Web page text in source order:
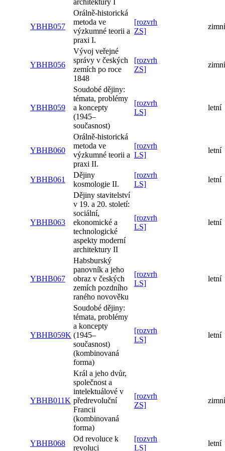
YBHB057
Orálně-historická
metoda ve
výzkumné teorii a
praxi I.
[rozvrh
ZS]
zimní
YBHB056
Vývoj veřejné
správy v českých
zemích po roce
1848
[rozvrh
ZS]
zimní
YBHB059
Soudobé dějiny:
témata, problémy
a koncepty
(1945–
současnost)
[rozvrh
LS]
letní
YBHB060
Orálně-historická
metoda ve
výzkumné teorii a
praxi II.
[rozvrh
LS]
letní
YBHB061
Dějiny
kosmologie II.
[rozvrh
LS]
letní
YBHB063
Dějiny stavitelství
v 19. a 20. století:
sociální,
ekonomické a
technologické
aspekty moderní
architektury II
[rozvrh
LS]
letní
YBHB067
Habsburský
panovník a jeho
obraz v českých
zemích pozdního
raného novověku
[rozvrh
LS]
letní
YBHB059K
Soudobé dějiny:
témata, problémy
a koncepty
(1945–
současnost)
(kombinovaná
forma)
[rozvrh
LS]
letní
YBHB011K
Král a jeho dvůr,
společnost a
intelektuálové v
předrevoluční
Francii
(kombinovaná
forma)
[rozvrh
ZS]
zimní
YBHB068
Od revoluce k
revoluci
[rozvrh
LS]
letní